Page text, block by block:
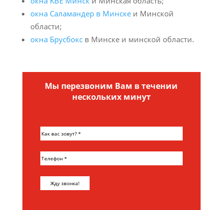
окна Саламандер в Минскеи Минской
области;
окна Брусбоксв Минске и минской области.
Мы перезвоним Вам в течении
нескольких минут